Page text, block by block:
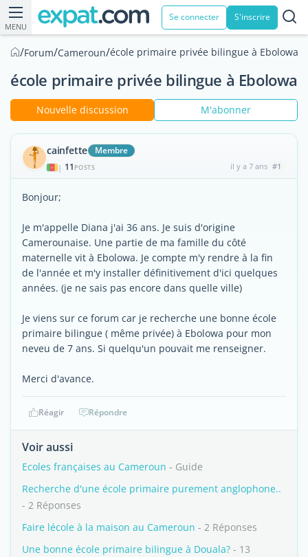
MENU
Se connecter S'inscrire
/Forum/Cameroun/école primaire privée bilingue à Ebolowa
école primaire privée bilingue à Ebolowa
Nouvelle discussion M'abonner
cainfette Membre
| 11 POSTS il y a 7 ans #1
Bonjour;
Je m'appelle Diana j'ai 36 ans. Je suis d'origine
Camerounaise. Une partie de ma famille du côté
maternelle vit à Ebolowa. Je compte m'y rendre à la fin
de l'année et m'y installer définitivement d'ici quelques
années. (je ne sais pas encore dans quelle ville)
Je viens sur ce forum car je recherche une bonne école
primaire bilingue ( même privée) à Ebolowa pour mon
neveu de 7 ans. Si quelqu'un pouvait me renseigner.
Merci d'avance.
Réagir Répondre
Voir aussi
Ecoles françaises au Cameroun - Guide
Recherche d'une école primaire purement anglophone..
- 2 Réponses
Faire lécole à la maison au Cameroun - 2 Réponses
Une bonne école primaire bilingue à Douala? - 13